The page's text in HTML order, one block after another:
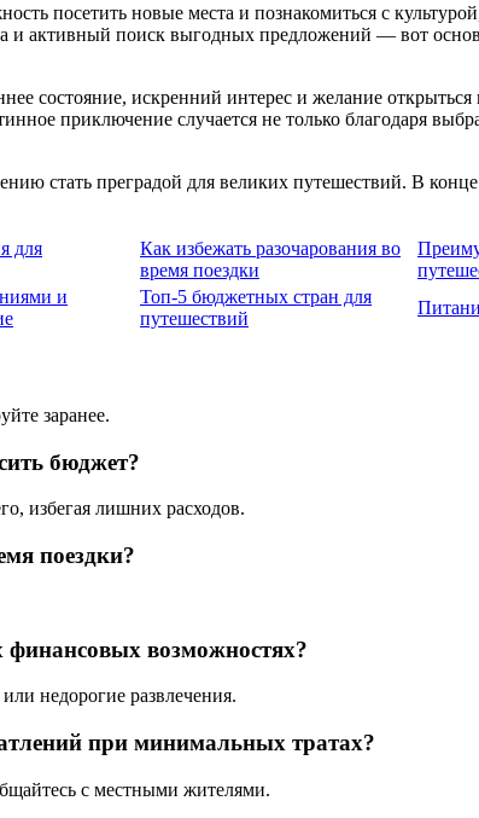
посетить новые места и познакомиться с
и активный поиск выгодных предложений — вот
состояние, искренний интерес и желание
приключение случается не только благодаря
стать преградой для великих путешествий. В
для
Как избежать разочарования во
время поездки
и
Топ-5 бюджетных стран для
путешествий
заранее.
бюджет?
избегая лишних расходов.
поездки?
возможностях?
недорогие развлечения.
при минимальных тратах?
с местными жителями.